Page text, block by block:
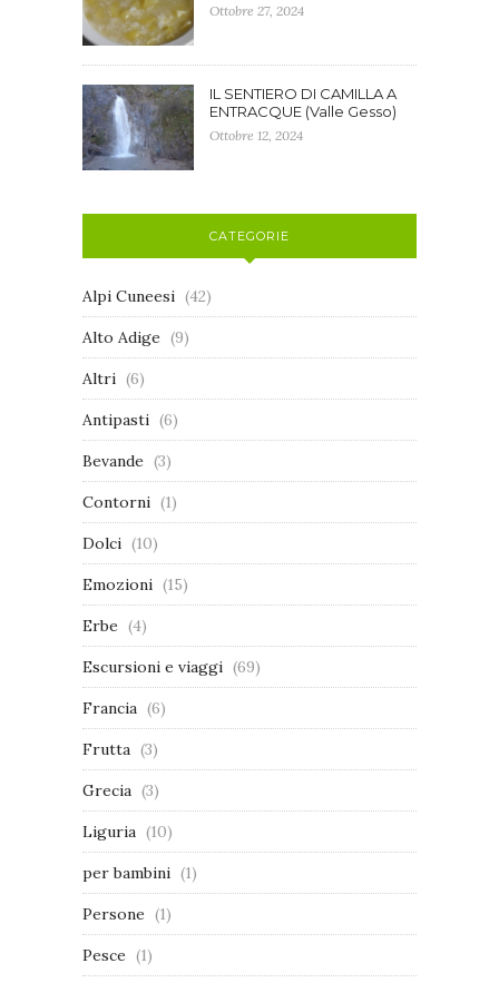
Ottobre 27, 2024
IL SENTIERO DI CAMILLA A
ENTRACQUE (Valle Gesso)
Ottobre 12, 2024
CATEGORIE
Alpi Cuneesi (42)
Alto Adige (9)
Altri (6)
Antipasti (6)
Bevande (3)
Contorni (1)
Dolci (10)
Emozioni (15)
Erbe (4)
Escursioni e viaggi (69)
Francia (6)
Frutta (3)
Grecia (3)
Liguria (10)
per bambini (1)
Persone (1)
Pesce (1)